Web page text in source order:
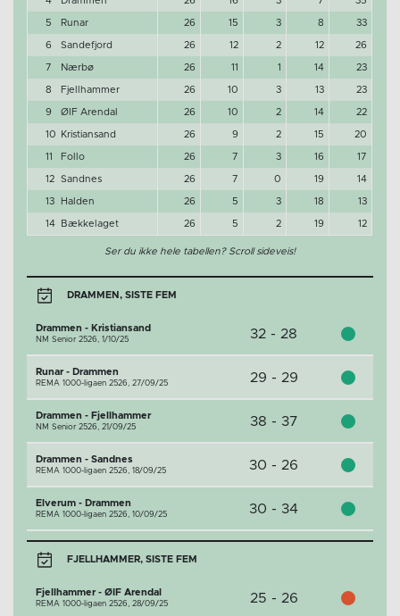
5 Runar 26 15 3 8 33
6 Sandefjord 26 12 2 12 26
7 Nærbø 26 11 1 14 23
8 Fjellhammer 26 10 3 13 23
9 ØIF Arendal 26 10 2 14 22
10 Kristiansand 26 9 2 15 20
11 Follo 26 7 3 16 17
12 Sandnes 26 7 0 19 14
13 Halden 26 5 3 18 13
14 Bækkelaget 26 5 2 19 12
Ser du ikke hele tabellen? Scroll sideveis!
DRAMMEN, SISTE FEM
Drammen - Kristiansand
NM Senior 2526, 1/10/25 32 - 28
Runar - Drammen
REMA 1000-ligaen 2526, 27/09/25 29 - 29
Drammen - Fjellhammer
NM Senior 2526, 21/09/25 38 - 37
Drammen - Sandnes
REMA 1000-ligaen 2526, 18/09/25 30 - 26
Elverum - Drammen
REMA 1000-ligaen 2526, 10/09/25 30 - 34
FJELLHAMMER, SISTE FEM
Fjellhammer - ØIF Arendal
REMA 1000-ligaen 2526, 28/09/25 25 - 26